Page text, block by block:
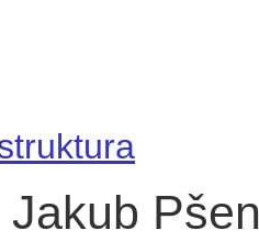
Jakub